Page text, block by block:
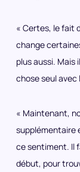
« Certes, le fait
change
plus aussi. Mais
chose seul avec
« Maintenant,
supplémentaire
ce sentiment. Il
début, pour